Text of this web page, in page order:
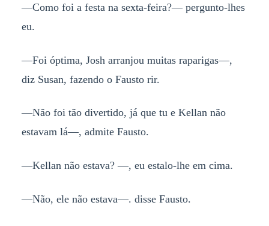
—Como foi a festa na sexta-feira?— pergunto-lhes
eu.
—Foi óptima, Josh arranjou muitas raparigas—,
diz Susan, fazendo o Fausto rir.
—Não foi tão divertido, já que tu e Kellan não
estavam lá—, admite Fausto.
—Kellan não estava? —, eu estalo-lhe em cima.
—Não, ele não estava—. disse Fausto.